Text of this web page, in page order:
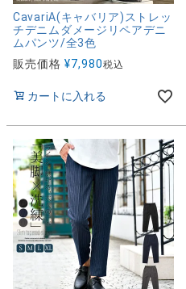
CavariA(キャバリア)ストレッ
チデニムダメージリペアデニ
ムパンツ/全3色
販売価格 ¥7,980税込
カートに入れる